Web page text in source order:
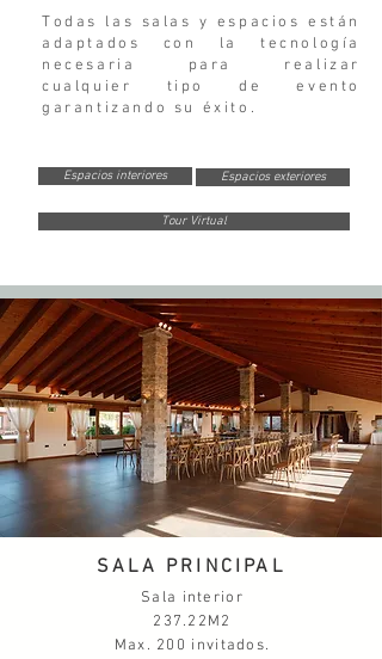
Todas las salas y espacios están
adaptados con la tecnología
necesaria para realizar
cualquier tipo de evento
garantizando su éxito.
Espacios interiores Espacios exteriores
Tour Virtual
SALA PRINCIPAL
Sala interior
237.22M2
Max. 200 invitados.